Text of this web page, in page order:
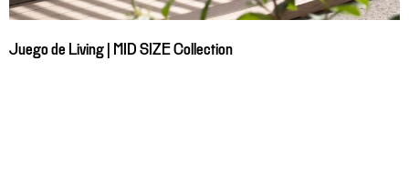
Juego de Living | MID SIZE Collection